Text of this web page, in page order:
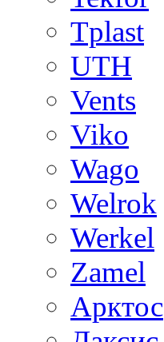
Tplast
UTH
Vents
Viko
Wago
Welrok
Werkel
Zamel
Арктос